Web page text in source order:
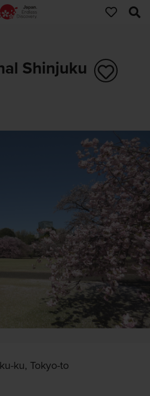
Shinjuku
ku, Tokyo-to